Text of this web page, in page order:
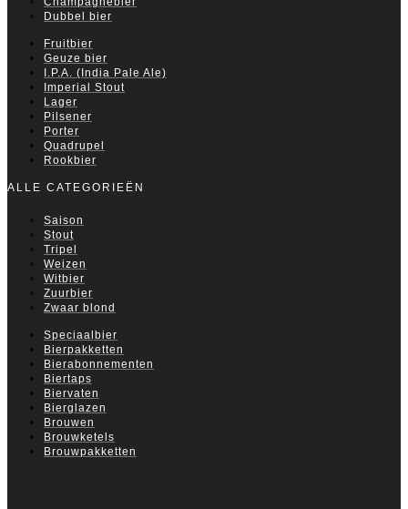
Dubbel bier
Fruitbier
Geuze bier
I.P.A. (India Pale Ale)
Imperial Stout
Lager
Pilsener
Porter
Quadrupel
Rookbier
ALLE CATEGORIEËN
Saison
Stout
Tripel
Weizen
Witbier
Zuurbier
Zwaar blond
Speciaalbier
Bierpakketten
Bierabonnementen
Biertaps
Biervaten
Bierglazen
Brouwen
Brouwketels
Brouwpakketten